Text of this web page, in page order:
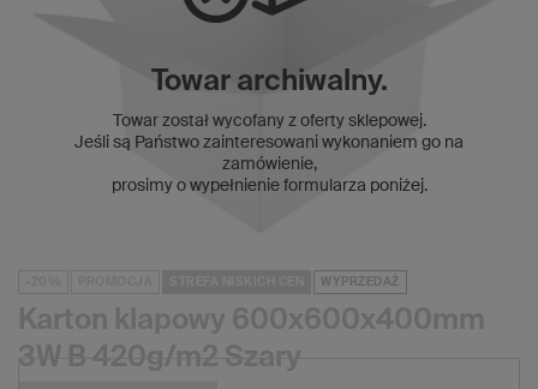
Towar archiwalny.
Towar został wycofany z oferty sklepowej.
Jeśli są Państwo zainteresowani wykonaniem go na
zamówienie,
prosimy o wypełnienie formularza poniżej.
WYPRZEDAŻ
Karton klapowy 600x600x400mm
3W B 420g/m2 Szary